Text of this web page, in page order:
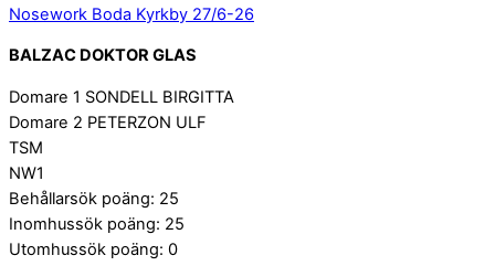
Nosework Boda Kyrkby 27/6-26
BALZAC DOKTOR GLAS
Domare 1 SONDELL BIRGITTA
Domare 2 PETERZON ULF
TSM
NW1
Behållarsök poäng: 25
Inomhussök poäng: 25
Utomhussök poäng: 0